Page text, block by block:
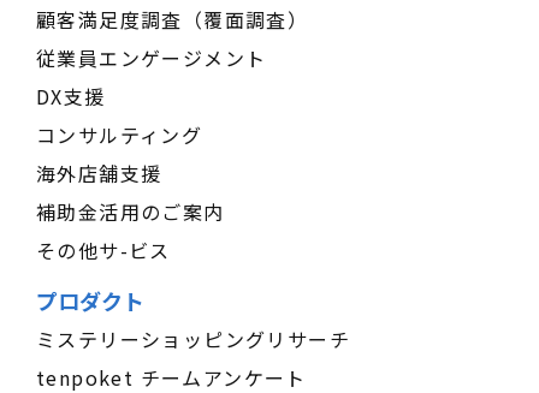
顧客満足度調査（覆面調査）
従業員エンゲージメント
DX支援
コンサルティング
海外店舗支援
補助金活用のご案内
その他サ-ビス
プロダクト
ミステリーショッピングリサーチ
tenpoket チームアンケート